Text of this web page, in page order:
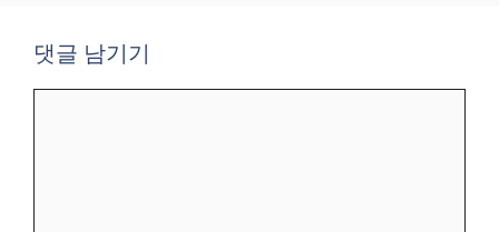
댓글 남기기